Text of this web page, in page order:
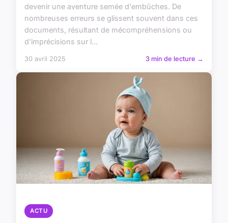
devenir une aventure semée d'embûches. De
nombreuses erreurs se glissent souvent dans ces
documents, résultant de mécompréhensions ou
d'imprécisions sur l...
30 avril 2025 3 min de lecture →
ACTU